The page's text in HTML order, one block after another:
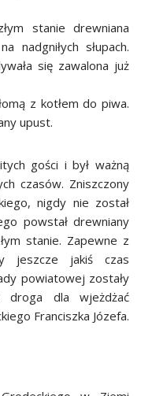
stanie drewniana
nadgniłych słupach.
się zawalona już
z kotłem do piwa.
upust.
gości i był ważną
czasów. Zniszczony
nigdy nie został
powstał drewniany
stanie. Zapewne z
jeszcze jakiś czas
powiatowej zostały
droga dla wjeżdżać
Franciszka Józefa.